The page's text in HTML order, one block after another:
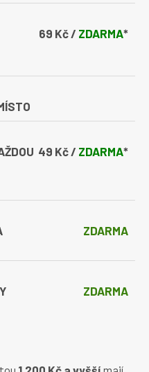
69 Kč / ZDARMA*
49 Kč / ZDARMA*
ZDARMA
ZDARMA